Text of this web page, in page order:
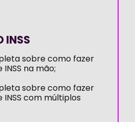
INSS
sobre como fazer
na mão;
sobre como fazer
INSS com múltiplos